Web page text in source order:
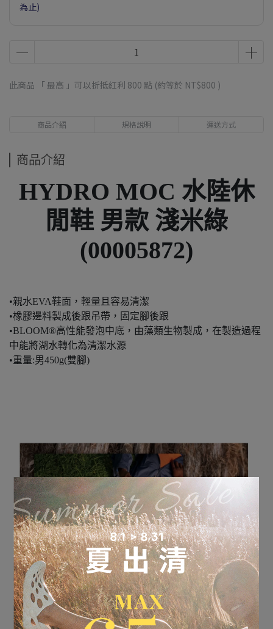
為止)
此商品 「 最高 」可以折抵紅利 800 點 (約等於 NT$800 )
商品介紹 規格說明 運送方式
商品介紹
HYDRO MOC 水陸休
閒鞋 男款 淺米綠
(00005872)
•親水EVA鞋面，輕量且容易清潔
•橡膠邊料製成後跟吊帶，固定腳後跟
•BLOOM®高性能發泡中底，由藻類生物製成，在製造過程
中能將湖水轉化為清潔水源
•重量:男450g(雙腳)